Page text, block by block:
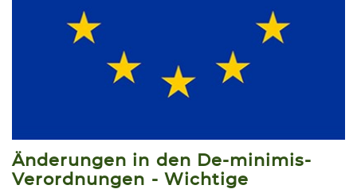
Änderungen in den De-minimis-
Verordnungen - Wichtige